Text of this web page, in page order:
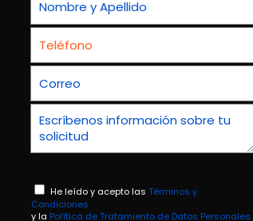
He leído y acepto las Términos y
Condiciones
y la Política de Tratamiento de Datos Personales.